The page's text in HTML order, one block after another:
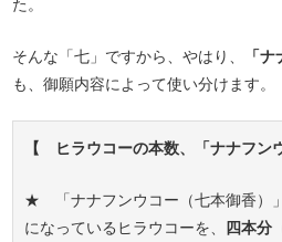
た。
そんな「七」ですから、やはり、
「
も、御願内容によって使い分けます。
【 ヒラウコーの本数、「ナナフン
★ 「ナナフンウコー（七本御香）
になっているヒラウコーを、
四本分